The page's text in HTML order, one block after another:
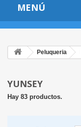
MENÚ
Peluqueria
YUNSEY
Hay 83 productos.